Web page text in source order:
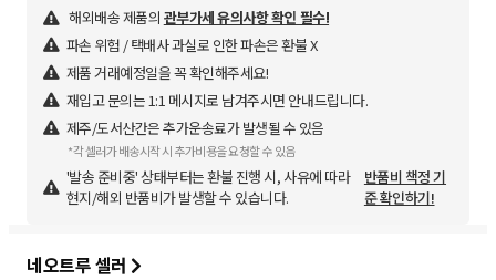
해외배송 제품의 관부가세 유의사항 확인 필수!
파손 위험 / 택배사 과실로 인한 파손은 환불 X
제품 거래예정일을 꼭 확인해주세요!
재입고 문의는 1:1 메시지로 남겨주시면 안내드립니다.
제주/도서산간은 추가운송료가 발생될 수 있음
*각 셀러가 배송시작 시 추가비용을 요청할 수 있음
'발송 준비중' 상태부터는 환불 진행 시, 사유에 따라
현지/해외 반품비가 발생할 수 있습니다.
반품비 책정 기
준 확인하기!
네오트루 셀러